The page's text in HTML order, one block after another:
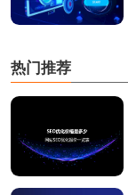
热门推荐